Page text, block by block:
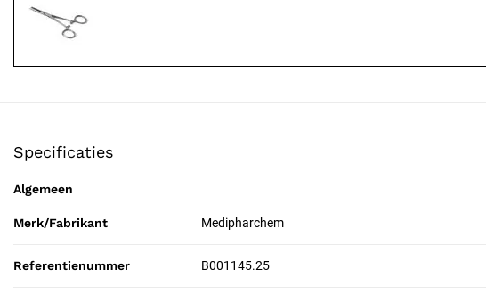
Specificaties
Algemeen
Merk/Fabrikant Medipharchem
Referentienummer B001145.25